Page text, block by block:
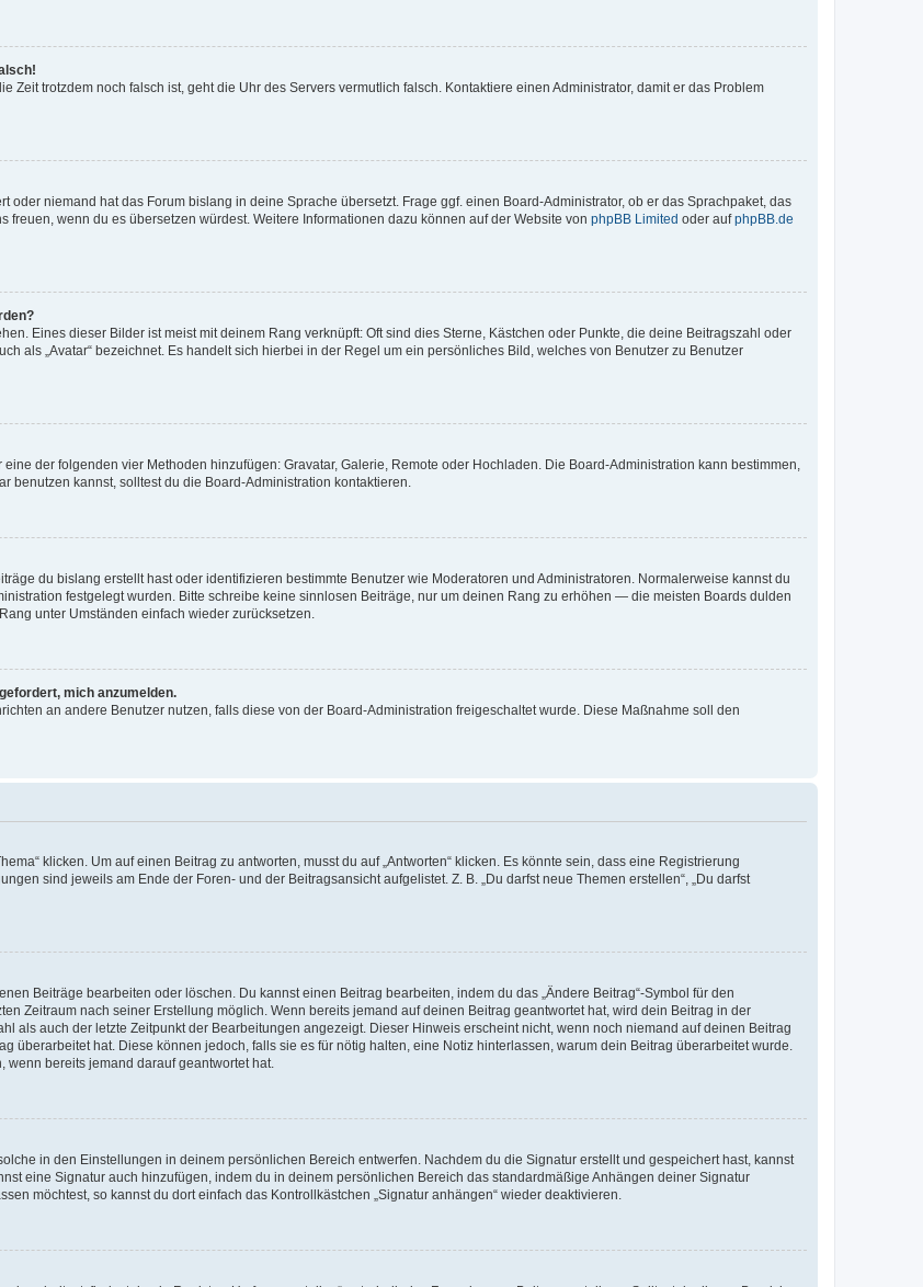
Zeit trotzdem noch falsch ist, geht die Uhr des Servers vermutlich falsch. Kontaktiere einen Administrator, damit er das Problem
niemand hat das Forum bislang in deine Sprache übersetzt. Frage ggf. einen Board-Administrator, ob er das Sprachpaket, das
wenn du es übersetzen würdest. Weitere Informationen dazu können auf der Website von phpBB Limited oder aufphpBB.de
Eines dieser Bilder ist meist mit deinem Rang verknüpft: Oft sind dies Sterne, Kästchen oder Punkte, die deine Beitragszahl oder
als „Avatar“ bezeichnet. Es handelt sich hierbei in der Regel um ein persönliches Bild, welches von Benutzer zu Benutzer
der folgenden vier Methoden hinzufügen: Gravatar, Galerie, Remote oder Hochladen. Die Board-Administration kann bestimmen,
benutzen kannst, solltest du die Board-Administration kontaktieren.
du bislang erstellt hast oder identifizieren bestimmte Benutzer wie Moderatoren und Administratoren. Normalerweise kannst du
festgelegt wurden. Bitte schreibe keine sinnlosen Beiträge, nur um deinen Rang zu erhöhen — die meisten Boards dulden
unter Umständen einfach wieder zurücksetzen.
mich anzumelden.
an andere Benutzer nutzen, falls diese von der Board-Administration freigeschaltet wurde. Diese Maßnahme soll den
klicken. Um auf einen Beitrag zu antworten, musst du auf „Antworten“ klicken. Es könnte sein, dass eine Registrierung
sind jeweils am Ende der Foren- und der Beitragsansicht aufgelistet. Z. B. „Du darfst neue Themen erstellen“, „Du darfst
Beiträge bearbeiten oder löschen. Du kannst einen Beitrag bearbeiten, indem du das „Ändere Beitrag“-Symbol für den
Zeitraum nach seiner Erstellung möglich. Wenn bereits jemand auf deinen Beitrag geantwortet hat, wird dein Beitrag in der
als auch der letzte Zeitpunkt der Bearbeitungen angezeigt. Dieser Hinweis erscheint nicht, wenn noch niemand auf deinen Beitrag
überarbeitet hat. Diese können jedoch, falls sie es für nötig halten, eine Notiz hinterlassen, warum dein Beitrag überarbeitet wurde.
bereits jemand darauf geantwortet hat.
in den Einstellungen in deinem persönlichen Bereich entwerfen. Nachdem du die Signatur erstellt und gespeichert hast, kannst
eine Signatur auch hinzufügen, indem du in deinem persönlichen Bereich das standardmäßige Anhängen deiner Signatur
möchtest, so kannst du dort einfach das Kontrollkästchen „Signatur anhängen“ wieder deaktivieren.